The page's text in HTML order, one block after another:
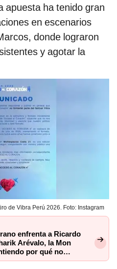
apuesta ha tenido gran
en escenarios
donde lograron
y agotar la
de Vibra Perú 2026. Foto: Instagram
enfrenta a Ricardo
Arévalo, la Mon
por qué no